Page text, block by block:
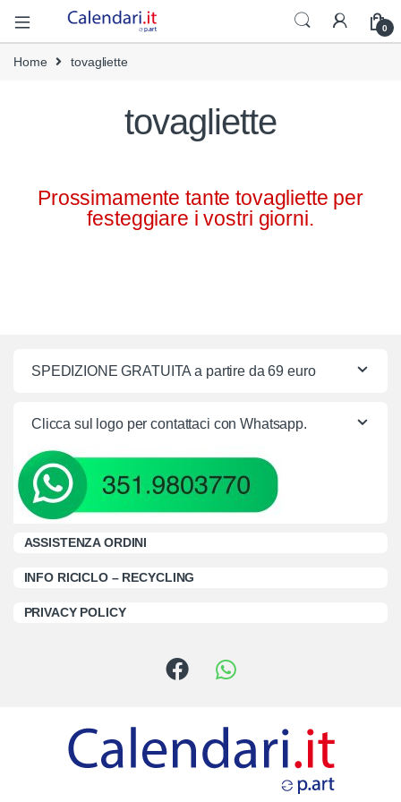
0
Home tovagliette
tovagliette
Prossimamente tante tovagliette per
festeggiare i vostri giorni.
SPEDIZIONE GRATUITA a partire da 69 euro
Clicca sul logo per contattaci con Whatsapp.
ASSISTENZA ORDINI
INFO RICICLO – RECYCLING
PRIVACY POLICY